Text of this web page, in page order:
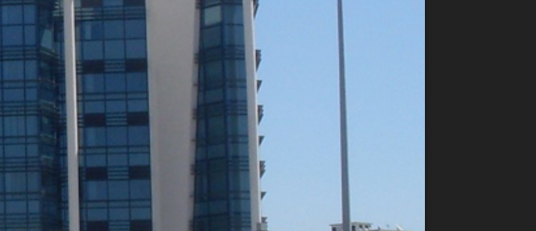
Economique